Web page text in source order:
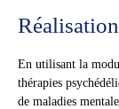
En utilisant la
thérapies
de maladies